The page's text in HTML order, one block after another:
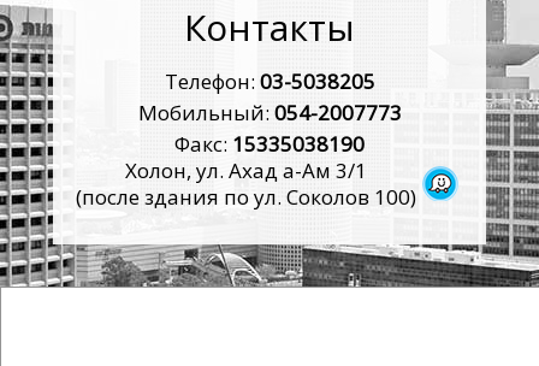
Контакты
Телефон: 03-5038205
Мобильный: 054-2007773
Факс: 15335038190
Холон, ул. Ахад а-Ам 3/1
(после здания по ул. Соколов 100)